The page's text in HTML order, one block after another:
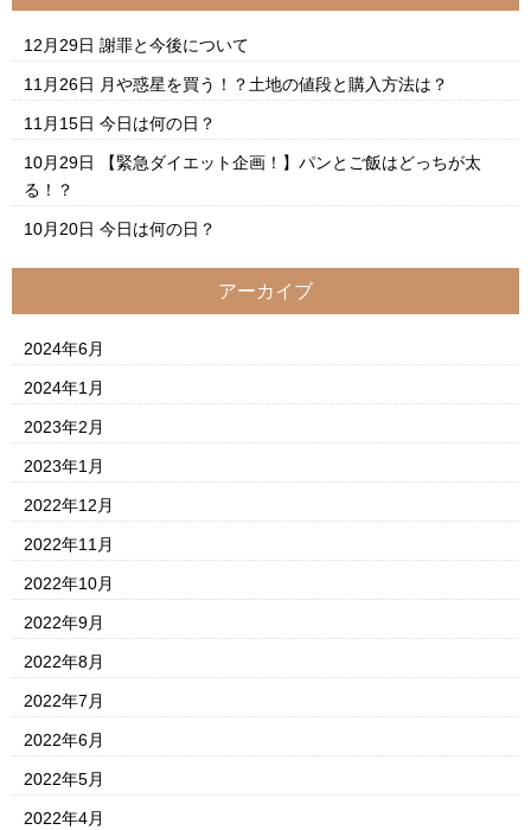
12月29日 謝罪と今後について
11月26日 月や惑星を買う！？土地の値段と購入方法は？
11月15日 今日は何の日？
10月29日
【緊急ダイエット企画！】パンとご飯はどっちが太
る！？
10月20日 今日は何の日？
アーカイブ
2024年6月
2024年1月
2023年2月
2023年1月
2022年12月
2022年11月
2022年10月
2022年9月
2022年8月
2022年7月
2022年6月
2022年5月
2022年4月